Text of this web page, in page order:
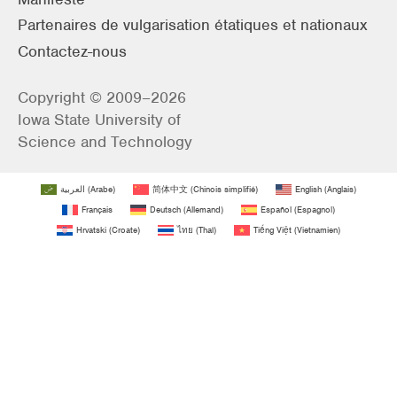
Partenaires de vulgarisation étatiques et nationaux
Contactez-nous
Copyright © 2009–2026
Iowa State University of
Science and Technology
العربية (Arabe) 简体中文 (Chinois simplifié) English (Anglais)
Français
Deutsch (Allemand) Español (Espagnol)
Hrvatski (Croate) ไทย (Thaï) Tiếng Việt (Vietnamien)